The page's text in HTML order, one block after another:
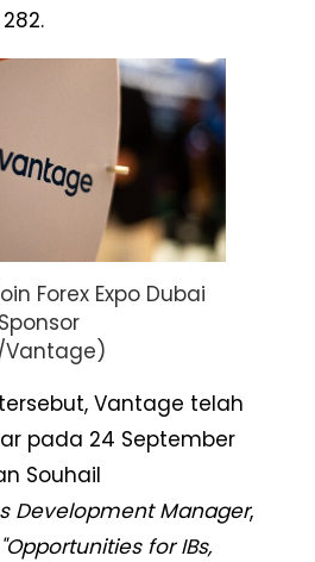
Forex Expo Dubai
Vantage)
Vantage telah
pada 24 September
Souhail
Development Manager,
"Opportunities for IBs,